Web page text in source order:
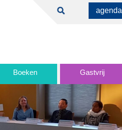
agenda
Boeken Gastvrij